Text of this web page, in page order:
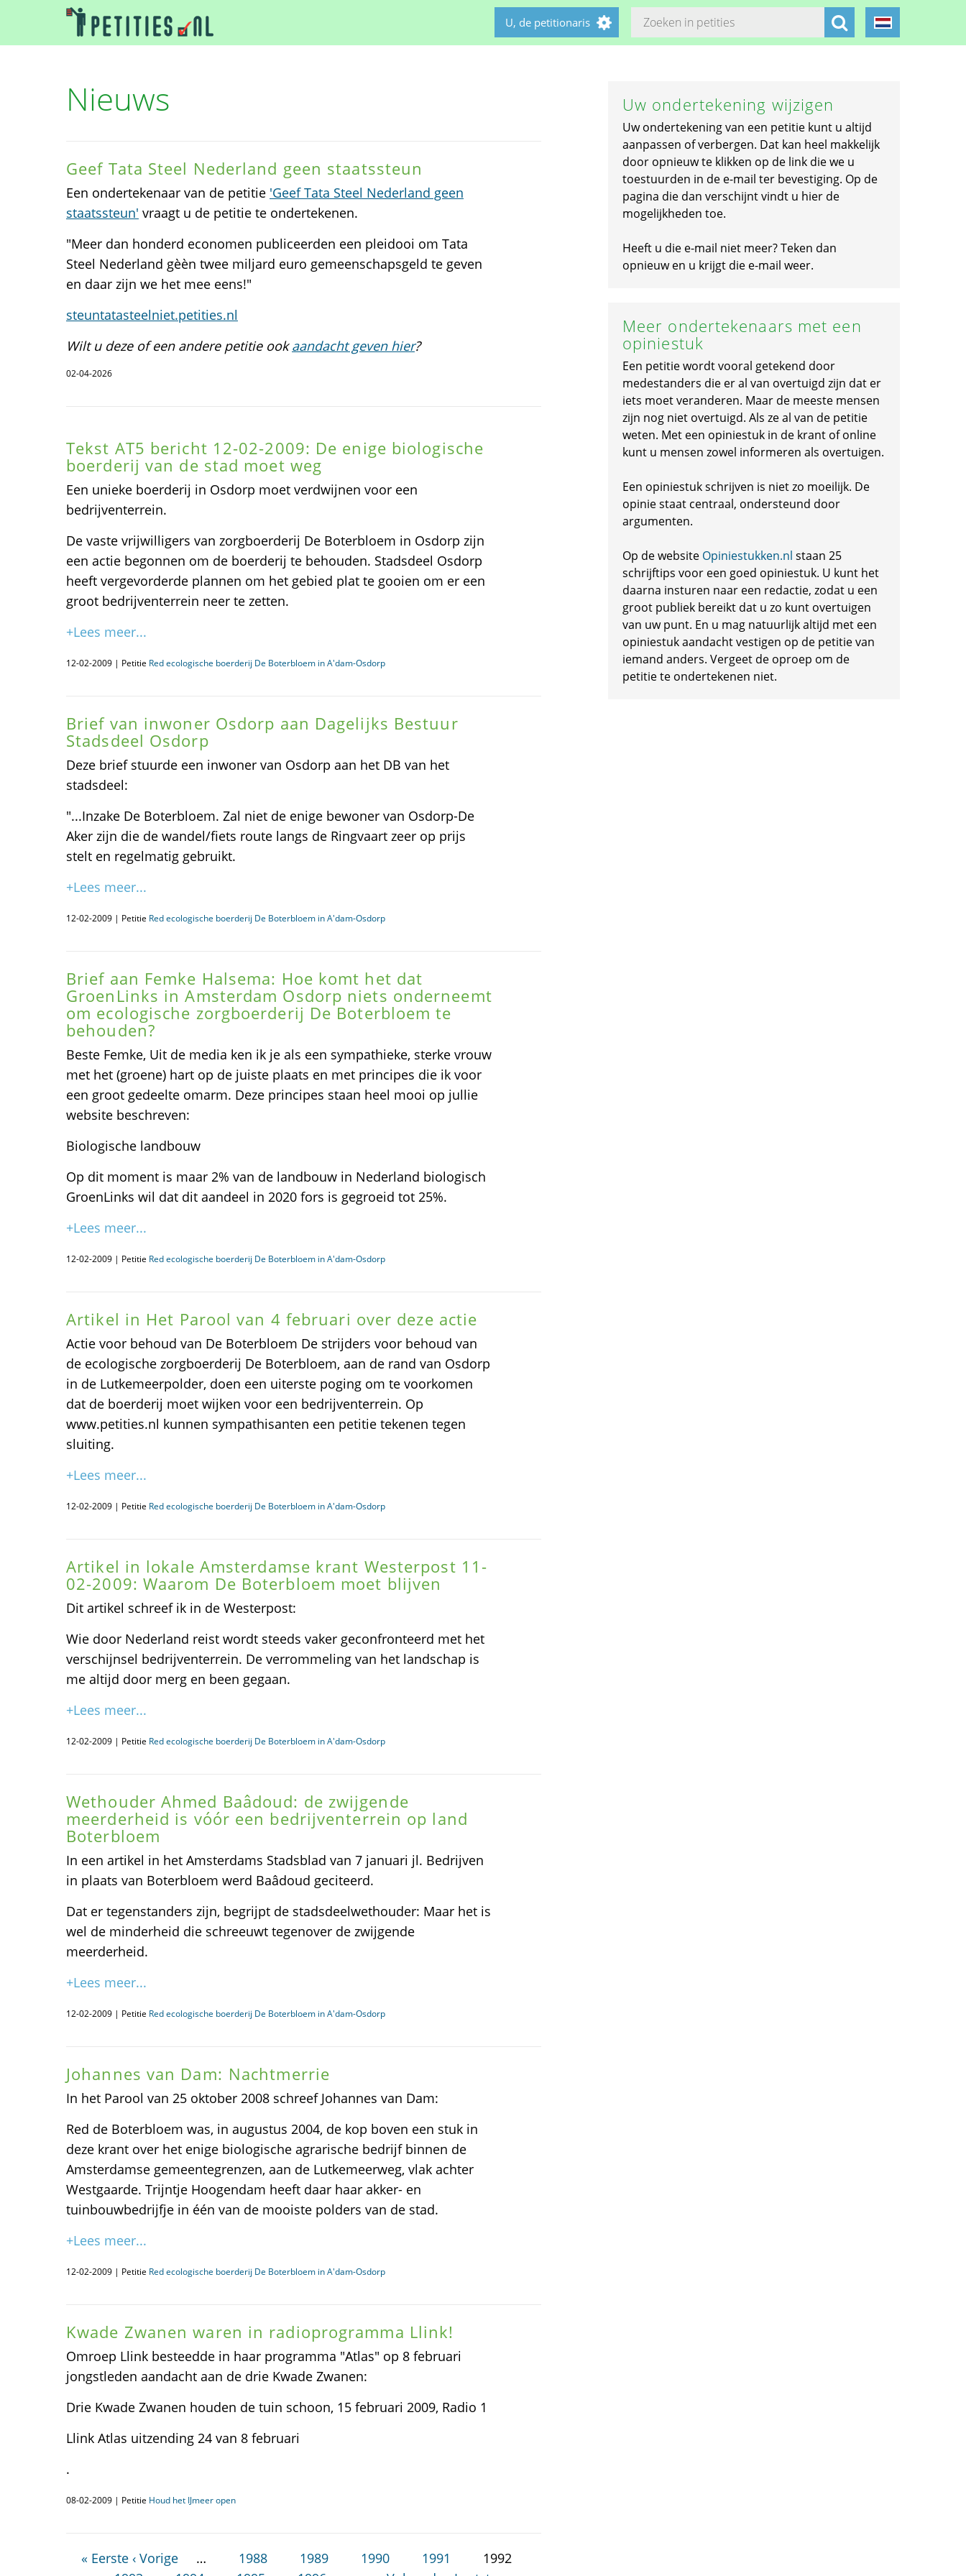
U, de petitionaris
Nieuws
Geef Tata Steel Nederland geen staatssteun
Een ondertekenaar van de petitie 'Geef Tata Steel Nederland geen
staatssteun' vraagt u de petitie te ondertekenen.
"Meer dan honderd economen publiceerden een pleidooi om Tata
Steel Nederland gèèn twee miljard euro gemeenschapsgeld te geven
en daar zijn we het mee eens!"
steuntatasteelniet.petities.nl
Wilt u deze of een andere petitie ookaandacht geven hier?
02-04-2026
Tekst AT5 bericht 12-02-2009: De enige biologische
boerderij van de stad moet weg
Een unieke boerderij in Osdorp moet verdwijnen voor een
bedrijventerrein.
De vaste vrijwilligers van zorgboerderij De Boterbloem in Osdorp zijn
een actie begonnen om de boerderij te behouden. Stadsdeel Osdorp
heeft vergevorderde plannen om het gebied plat te gooien om er een
groot bedrijventerrein neer te zetten.
+Lees meer...
12-02-2009 | Petitie Red ecologische boerderij De Boterbloem in A'dam-Osdorp
Brief van inwoner Osdorp aan Dagelijks Bestuur
Stadsdeel Osdorp
Deze brief stuurde een inwoner van Osdorp aan het DB van het
stadsdeel:
"...Inzake De Boterbloem. Zal niet de enige bewoner van Osdorp-De
Aker zijn die de wandel/fiets route langs de Ringvaart zeer op prijs
stelt en regelmatig gebruikt.
+Lees meer...
12-02-2009 | Petitie Red ecologische boerderij De Boterbloem in A'dam-Osdorp
Brief aan Femke Halsema: Hoe komt het dat
GroenLinks in Amsterdam Osdorp niets onderneemt
om ecologische zorgboerderij De Boterbloem te
behouden?
Beste Femke, Uit de media ken ik je als een sympathieke, sterke vrouw
met het (groene) hart op de juiste plaats en met principes die ik voor
een groot gedeelte omarm. Deze principes staan heel mooi op jullie
website beschreven:
Biologische landbouw
Op dit moment is maar 2% van de landbouw in Nederland biologisch
GroenLinks wil dat dit aandeel in 2020 fors is gegroeid tot 25%.
+Lees meer...
12-02-2009 | Petitie Red ecologische boerderij De Boterbloem in A'dam-Osdorp
Artikel in Het Parool van 4 februari over deze actie
Actie voor behoud van De Boterbloem De strijders voor behoud van
de ecologische zorgboerderij De Boterbloem, aan de rand van Osdorp
in de Lutkemeerpolder, doen een uiterste poging om te voorkomen
dat de boerderij moet wijken voor een bedrijventerrein. Op
www.petities.nl kunnen sympathisanten een petitie tekenen tegen
sluiting.
+Lees meer...
12-02-2009 | Petitie Red ecologische boerderij De Boterbloem in A'dam-Osdorp
Artikel in lokale Amsterdamse krant Westerpost 11-
02-2009: Waarom De Boterbloem moet blijven
Dit artikel schreef ik in de Westerpost:
Wie door Nederland reist wordt steeds vaker geconfronteerd met het
verschijnsel bedrijventerrein. De verrommeling van het landschap is
me altijd door merg en been gegaan.
+Lees meer...
12-02-2009 | Petitie Red ecologische boerderij De Boterbloem in A'dam-Osdorp
Wethouder Ahmed Baâdoud: de zwijgende
meerderheid is vóór een bedrijventerrein op land
Boterbloem
In een artikel in het Amsterdams Stadsblad van 7 januari jl. Bedrijven
in plaats van Boterbloem werd Baâdoud geciteerd.
Dat er tegenstanders zijn, begrijpt de stadsdeelwethouder: Maar het is
wel de minderheid die schreeuwt tegenover de zwijgende
meerderheid.
+Lees meer...
12-02-2009 | Petitie Red ecologische boerderij De Boterbloem in A'dam-Osdorp
Johannes van Dam: Nachtmerrie
In het Parool van 25 oktober 2008 schreef Johannes van Dam:
Red de Boterbloem was, in augustus 2004, de kop boven een stuk in
deze krant over het enige biologische agrarische bedrijf binnen de
Amsterdamse gemeentegrenzen, aan de Lutkemeerweg, vlak achter
Westgaarde. Trijntje Hoogendam heeft daar haar akker- en
tuinbouwbedrijfje in één van de mooiste polders van de stad.
+Lees meer...
12-02-2009 | Petitie Red ecologische boerderij De Boterbloem in A'dam-Osdorp
Kwade Zwanen waren in radioprogramma Llink!
Omroep Llink besteedde in haar programma "Atlas" op 8 februari
jongstleden aandacht aan de drie Kwade Zwanen:
Drie Kwade Zwanen houden de tuin schoon, 15 februari 2009, Radio 1
Llink Atlas uitzending 24 van 8 februari
.
08-02-2009 | Petitie Houd het IJmeer open
« Eerste ‹ Vorige … 1988 1989 1990 1991
1992
Uw ondertekening wijzigen
Uw ondertekening van een petitie kunt u altijd
aanpassen of verbergen. Dat kan heel makkelijk
door opnieuw te klikken op de link die we u
toestuurden in de e-mail ter bevestiging. Op de
pagina die dan verschijnt vindt u hier de
mogelijkheden toe.
Heeft u die e-mail niet meer? Teken dan
opnieuw en u krijgt die e-mail weer.
Meer ondertekenaars met een
opiniestuk
Een petitie wordt vooral getekend door
medestanders die er al van overtuigd zijn dat er
iets moet veranderen. Maar de meeste mensen
zijn nog niet overtuigd. Als ze al van de petitie
weten. Met een opiniestuk in de krant of online
kunt u mensen zowel informeren als overtuigen.
Een opiniestuk schrijven is niet zo moeilijk. De
opinie staat centraal, ondersteund door
argumenten.
Op de website Opiniestukken.nl staan 25
schrijftips voor een goed opiniestuk. U kunt het
daarna insturen naar een redactie, zodat u een
groot publiek bereikt dat u zo kunt overtuigen
van uw punt. En u mag natuurlijk altijd met een
opiniestuk aandacht vestigen op de petitie van
iemand anders. Vergeet de oproep om de
petitie te ondertekenen niet.